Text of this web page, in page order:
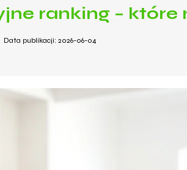
ranking –
Data publikacji: 2026-06-04